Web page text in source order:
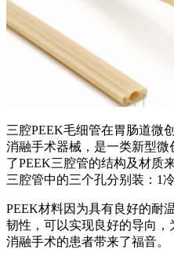
三腔PEEK毛细管在胃肠道微
消融手术器械，是一类新型
了PEEK三腔管的结构及材质
三腔管中的三个孔分别装：1
PEEK材料因为具有良好的耐
韧性，可以实现良好的导向
消融手术的患者带来了福音。